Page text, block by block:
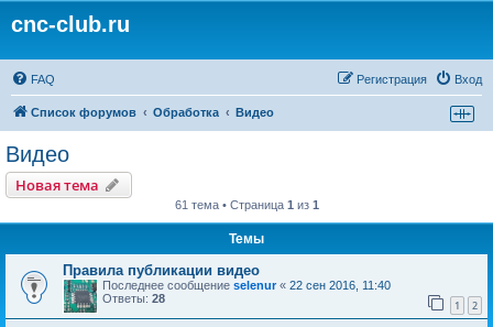
cnc-club.ru
FAQ Вход
Регистрация
Список форумов Обработка Видео
Видео
Новая тема
61 тема • Страница 1 из 1
Темы
Правила публикации видео
Последнее сообщение selenur« 22 сен 2016, 11:40
Ответы: 28 1 2